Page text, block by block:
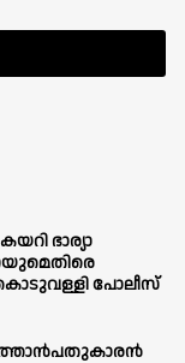
ഭാര്യാ
പോലീസ്